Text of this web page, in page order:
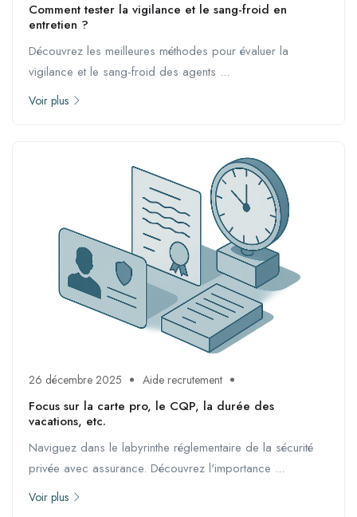
Comment tester la vigilance et le sang-froid en
entretien ?
Découvrez les meilleures méthodes pour évaluer la
vigilance et le sang-froid des agents ...
Voir plus
26 décembre 2025 Aide recrutement
Focus sur la carte pro, le CQP, la durée des
vacations, etc.
Naviguez dans le labyrinthe réglementaire de la sécurité
privée avec assurance. Découvrez l'importance ...
Voir plus